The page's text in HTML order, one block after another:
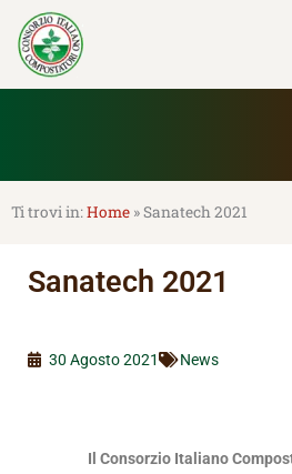
contenuto
Home »Sanatech 2021
Sanatech 2021
30 Agosto 2021 News
Il Consorzio Italiano